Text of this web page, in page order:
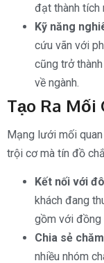
đạt thành tích
Kỹ năng
cứu vãn với
cũng trở
về ngành.
Tạo Ra Mối
Mạng lưới mối
trội cơ mà tín đồ
Kết nối với
khách đang
gồm với đồng
Chia sẻ
nhiều nhóm